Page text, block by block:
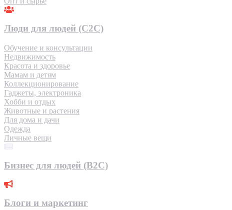
Люди для людей (С2С)
Обучение и консультации
Недвижимость
Красота и здоровье
Мамам и детям
Коллекционирование
Гаджеты, электроника
Хобби и отдых
Животные и растения
Для дома и дачи
Одежда
Личные вещи
Бизнес для людей (B2C)
Блоги и маркетинг